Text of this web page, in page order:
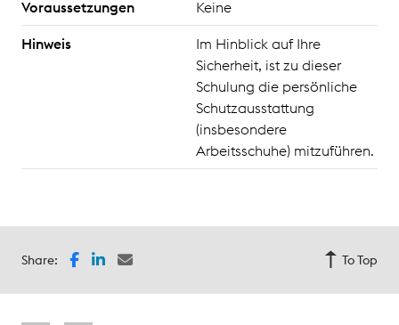
Voraussetzungen Keine
Hinweis
Im Hinblick auf Ihre
Sicherheit, ist zu dieser
Schulung die persönliche
Schutzausstattung
(insbesondere
Arbeitsschuhe) mitzuführen.
Share: To Top